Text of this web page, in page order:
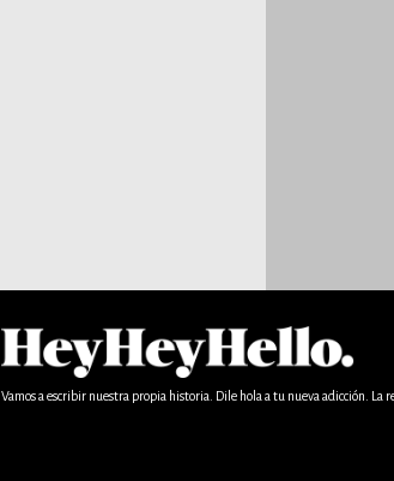
Vamos a escribir nuestra propia historia. Dile hola a tu nueva adicción. La